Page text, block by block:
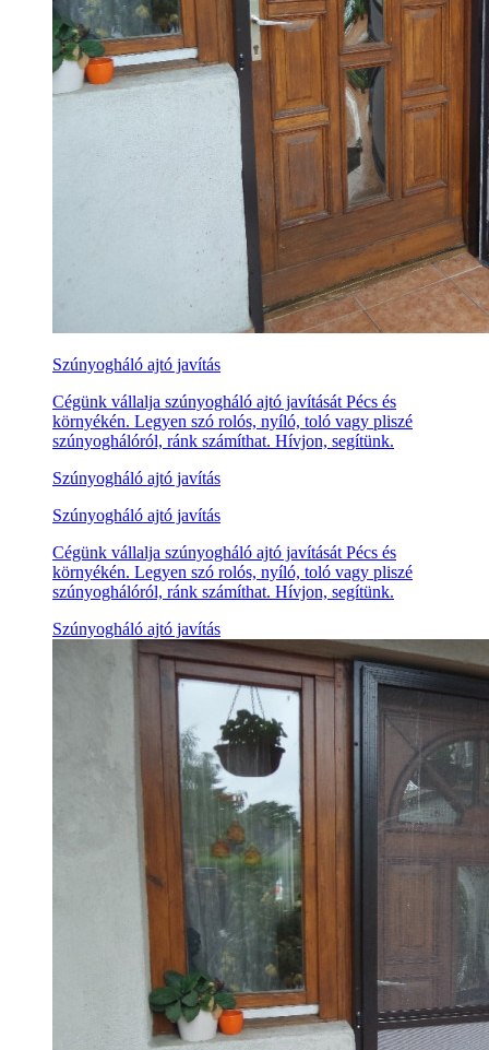
Szúnyogháló ajtó javítás
Cégünk vállalja szúnyogháló ajtó javítását Pécs és
környékén. Legyen szó rolós, nyíló, toló vagy pliszé
szúnyoghálóról, ránk számíthat. Hívjon, segítünk.
Szúnyogháló ajtó javítás
Szúnyogháló ajtó javítás
Cégünk vállalja szúnyogháló ajtó javítását Pécs és
környékén. Legyen szó rolós, nyíló, toló vagy pliszé
szúnyoghálóról, ránk számíthat. Hívjon, segítünk.
Szúnyogháló ajtó javítás